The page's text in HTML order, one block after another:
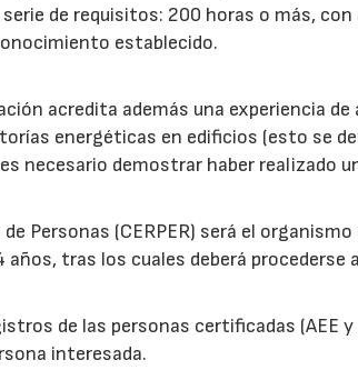
de requisitos: 200 horas o más, con
establecido.
acredita además una experiencia de
energéticas en edificios (esto se
necesario demostrar haber realizado
Personas (CERPER) será el
tras los cuales deberá procederse
de las personas certificadas (AEE y
interesada.